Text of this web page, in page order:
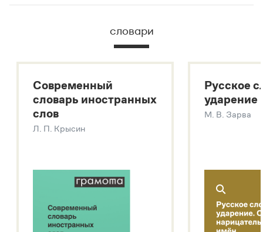
В метасловаре Грамоты в удобном виде собрана вся
Русский орфографический словарь
Большой толковый словарь русских глаголов
Современный словарь иностранных слов
Звук – технология синтеза платформы
SaluteSpeech
словари
Современный
словарь иностранных
слов
Л. П. Крысин
Русское
ударение
М. В. Зарва